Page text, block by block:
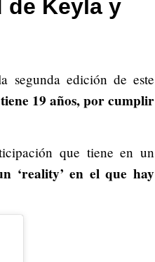
de Keyla y
segunda edición de este
19 años, por cumplir
que tiene en un
‘reality’ en el que hay